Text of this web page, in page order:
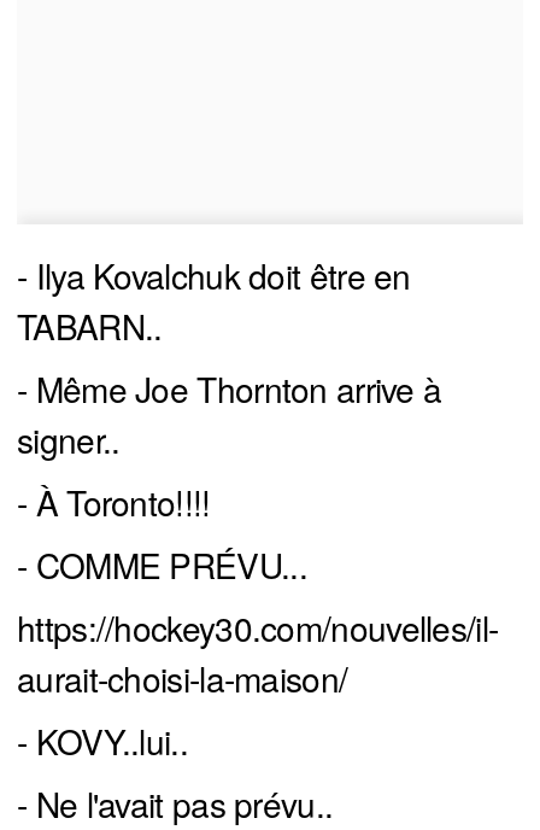
- Ilya Kovalchuk doit être en
TABARN..
- Même Joe Thornton arrive à
signer..
- À Toronto!!!!
- COMME PRÉVU...
https://hockey30.com/nouvelles/il-
aurait-choisi-la-maison/
- KOVY..lui..
- Ne l'avait pas prévu..